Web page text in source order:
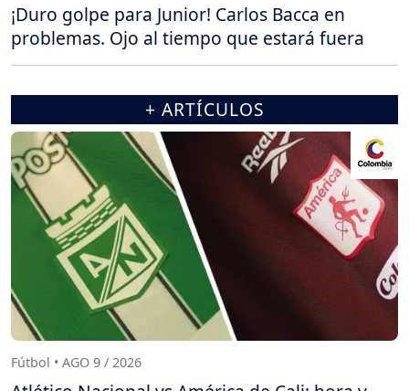
¡Duro golpe para Junior! Carlos Bacca en
problemas. Ojo al tiempo que estará fuera
+ ARTÍCULOS
Fútbol • AGO 9 / 2026